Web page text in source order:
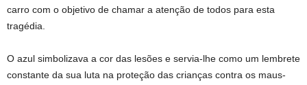
carro com o objetivo de chamar a atenção de todos para esta
tragédia.
O azul simbolizava a cor das lesões e servia-lhe como um lembrete
constante da sua luta na proteção das crianças contra os maus-